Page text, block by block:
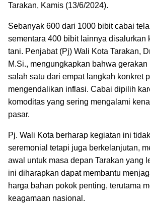
Tarakan, Kamis (13/6/2024).
Sebanyak 600 dari 1000 bibit cabai
sementara 400 bibit lainnya disalurkan
tani. Penjabat (Pj) Wali Kota Tarakan,
M.Si., mengungkapkan bahwa
salah satu dari empat langkah konkret
mengendalikan inflasi. Cabai dipilih
komoditas yang sering mengalami
pasar.
Pj. Wali Kota berharap kegiatan ini
seremonial tetapi juga berkelanjutan,
awal untuk masa depan Tarakan yang
ini diharapkan dapat membantu
harga bahan pokok penting, terutama
keagamaan nasional.